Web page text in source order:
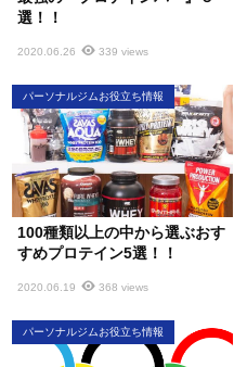
選！！
2020.06.26 339 views
パーソナルジムお役立ち情報
100種類以上の中から選ぶおす
すめプロテイン5選！！
2020.06.19 368 views
パーソナルジムお役立ち情報